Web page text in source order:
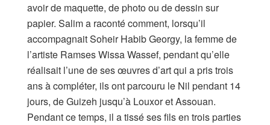
avoir de maquette, de photo ou de dessin sur
papier. Salim a raconté comment, lorsqu’il
accompagnait Soheir Habib Georgy, la femme de
l’artiste Ramses Wissa Wassef, pendant qu’elle
réalisait l’une de ses œuvres d’art qui a pris trois
ans à compléter, ils ont parcouru le Nil pendant 14
jours, de Guizeh jusqu’à Louxor et Assouan.
Pendant ce temps, il a tissé ses fils en trois parties